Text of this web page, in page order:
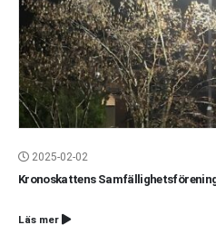
2025-02-02
Kronoskattens
Läs mer